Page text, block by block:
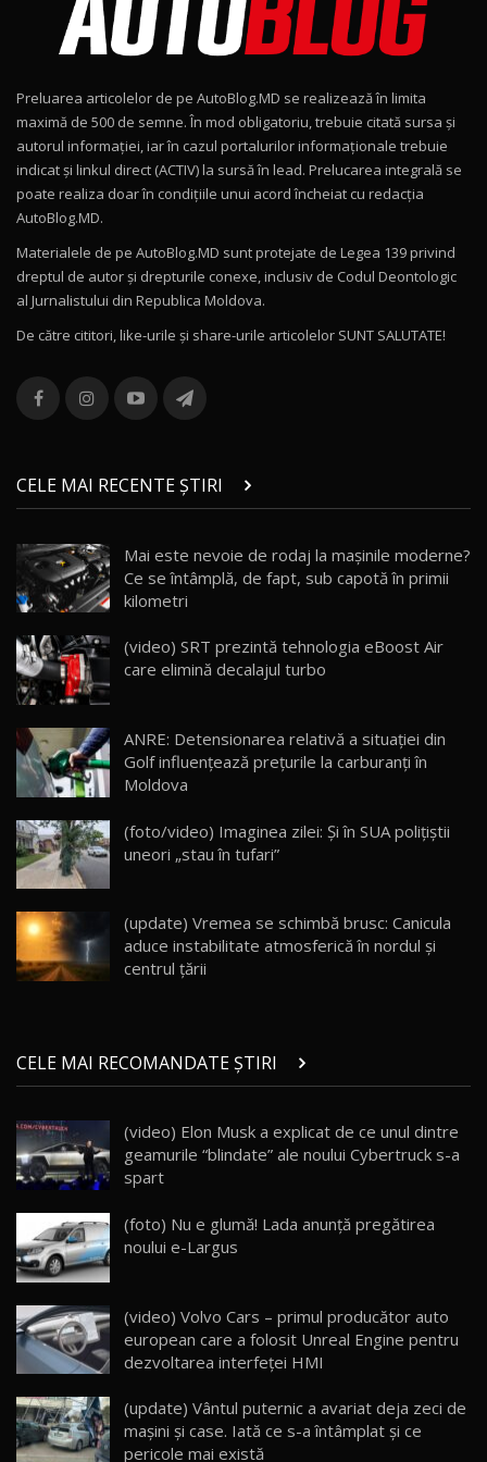
Noul Geely EX2 / Test Drive AutoBlog.MD
15:22
Mercedes-AMG E 53 HYBRID 4MATIC+ / Test
Drive AutoBlog.MD
16:27
11
Noul Volvo ES90 / Test Drive AutoBlog.MD
12
Noul MG HS / Test Drive AutoBlog.MD
16:48
13
combină aventura cu luxul / AutoBlog.MD
36:08
chinez care face lumea să se întoarcă după el
/ AutoBlog.MD
17:27
15 14:37
16
AutoBlogMD
13:10
17 20:06
Va fi modelul nr.1 BYD în Moldova? BYD Seal U
30:08
AutoBlog.MD
23:36
20
Noul ZEEKR 7X / Test Drive AutoBlog.MD
29:08
21
AutoBlog.MD
16:59
22
Noua Mazda 6e / Test Drive AutoBlog.MD
26:59
23
Lynk & Co 01 / Test Drive AutoBlog.MD
25:19
24
Van Electric Testat în Moldova / AutoBlog.MD
26:38
25
mai Exclusiv și Puternic Defender Testat în
Moldova
32:21
Preluarea articolelor de pe AutoBlog.MD se realizează în limita
maximă de 500 de semne. În mod obligatoriu, trebuie citată sursa și
autorul informației, iar în cazul portalurilor informaționale trebuie
indicat și linkul direct (ACTIV) la sursă în lead. Prelucarea integrală se
poate realiza doar în condițiile unui acord încheiat cu redacţia
AutoBlog.MD.
Materialele de pe AutoBlog.MD sunt protejate de Legea 139 privind
dreptul de autor și drepturile conexe, inclusiv de Codul Deontologic
al Jurnalistului din Republica Moldova.
De către cititori, like-urile şi share-urile articolelor SUNT SALUTATE!
CELE MAI RECENTE ȘTIRI
Mai este nevoie de rodaj la mașinile moderne?
Ce se întâmplă, de fapt, sub capotă în primii
kilometri
(video) SRT prezintă tehnologia eBoost Air
care elimină decalajul turbo
ANRE: Detensionarea relativă a situației din
Golf influențează prețurile la carburanți în
Moldova
(foto/video) Imaginea zilei: Și în SUA polițiștii
uneori „stau în tufari”
(update) Vremea se schimbă brusc: Canicula
aduce instabilitate atmosferică în nordul și
centrul țării
CELE MAI RECOMANDATE ȘTIRI
(video) Elon Musk a explicat de ce unul dintre
geamurile “blindate” ale noului Cybertruck s-a
spart
(foto) Nu e glumă! Lada anunţă pregătirea
noului e-Largus
(video) Volvo Cars – primul producător auto
european care a folosit Unreal Engine pentru
dezvoltarea interfeței HMI
(update) Vântul puternic a avariat deja zeci de
maşini şi case. Iată ce s-a întâmplat şi ce
pericole mai există